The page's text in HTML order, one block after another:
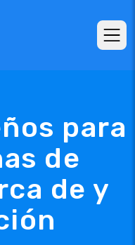
para
de
de y